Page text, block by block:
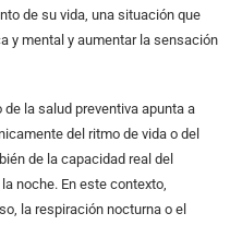
de su vida, una situación que
y mental y aumentar la sensación
la salud preventiva apunta a
del ritmo de vida o del
de la capacidad real del
noche. En este contexto,
la respiración nocturna o el